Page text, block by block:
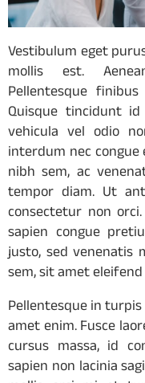
Vestibulum eget
mollis est.
Pellentesque
Quisque tincidunt
vehicula vel odio
interdum nec congue
nibh sem, ac
tempor diam. Ut
consectetur non
sapien congue
justo, sed venenatis
sem, sit amet
Pellentesque in
amet enim. Fusce
cursus massa, id
sapien non lacinia